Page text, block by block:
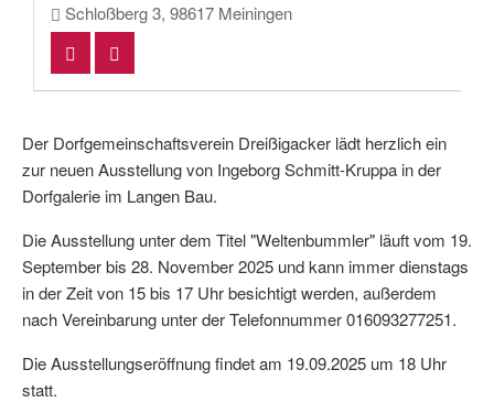
Schloßberg 3, 98617 Meiningen
Der Dorfgemeinschaftsverein Dreißigacker lädt herzlich ein
zur neuen Ausstellung von Ingeborg Schmitt-Kruppa in der
Dorfgalerie im Langen Bau.
Die Ausstellung unter dem Titel "Weltenbummler" läuft vom 19.
September bis 28. November 2025 und kann immer dienstags
in der Zeit von 15 bis 17 Uhr besichtigt werden, außerdem
nach Vereinbarung unter der Telefonnummer 016093277251.
Die Ausstellungseröffnung findet am 19.09.2025 um 18 Uhr
statt.